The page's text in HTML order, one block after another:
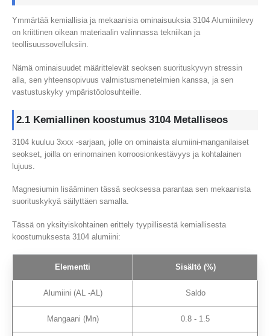
Ymmärtää kemiallisia ja mekaanisia ominaisuuksia 3104 Alumiinilevy
on kriittinen oikean materiaalin valinnassa tekniikan ja
teollisuussovelluksiin.
Nämä ominaisuudet määrittelevät seoksen suorituskyvyn stressin
alla, sen yhteensopivuus valmistusmenetelmien kanssa, ja sen
vastustuskyky ympäristöolosuhteille.
2.1 Kemiallinen koostumus 3104 Metalliseos
3104 kuuluu 3xxx -sarjaan, jolle on ominaista alumiini-manganilaiset
seokset, joilla on erinomainen korroosionkestävyys ja kohtalainen
lujuus.
Magnesiumin lisääminen tässä seoksessa parantaa sen mekaanista
suorituskykyä säilyttäen samalla.
Tässä on yksityiskohtainen erittely tyypillisestä kemiallisesta
koostumuksesta 3104 alumiini:
Elementti Sisältö (%)
Alumiini (AL -AL) Saldo
Mangaani (Mn) 0.8 - 1.5